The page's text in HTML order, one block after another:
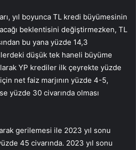
yıl boyunca TL kredi büyümesinin
beklentisini değiştirmezken, TL
bu yana yüzde 14,3
düşük tek haneli büyüme
YP krediler ilk çeyrekte yüzde
net faiz marjının yüzde 4-5,
yüzde 30 civarında olması
gerilemesi ile 2023 yıl sonu
45 civarında. 2023 yıl sonu